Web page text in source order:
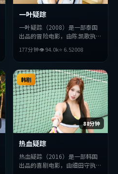
一叶疑踪
一叶疑踪（2008）是一部泰国
出品的冒险电影，由陈凯歌执
主演。影片在叙事与视听上力求
突破，探讨人性与抉择，节奏张
弛有度，适合喜欢该类型的观众
完整观看。
177分钟👁94.0k⭐ 6.52008
88分钟
韩剧
热血疑踪
热血疑踪（2016）是一部韩国
出品的喜剧电影，由细田守执